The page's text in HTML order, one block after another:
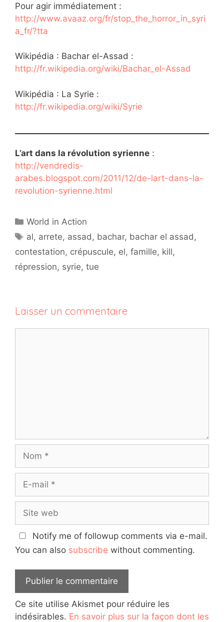
Pour agir immédiatement :
http://www.avaaz.org/fr/stop_the_horror_in_syri
a_fr/?tta
Wikipédia : Bachar el-Assad :
http://fr.wikipedia.org/wiki/Bachar_el-Assad
Wikipédia : La Syrie :
http://fr.wikipedia.org/wiki/Syrie
L’art dans la révolution syrienne :
http://vendredis-
arabes.blogspot.com/2011/12/de-lart-dans-la-
revolution-syrienne.html
Catégories
World in Action
Étiquettes
al, arrete, assad, bachar, bachar el assad,
contestation, crépuscule, el, famille, kill,
répression, syrie, tue
Laisser un commentaire
Nom
Site
web
Notify me of followup comments via e-mail.
You can also subscribe without commenting.
Ce site utilise Akismet pour réduire les
indésirables. En savoir plus sur la façon dont les